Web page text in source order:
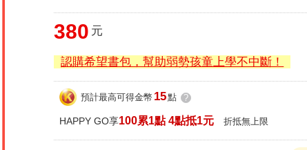
380 元
認購希望書包，幫助弱勢孩童上學不中斷！
預計最高可得金幣 15點 ?
HAPPY GO享100累1點 4點抵1元 折抵無上限